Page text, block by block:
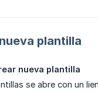
plantilla
nueva plantilla
se abre con un